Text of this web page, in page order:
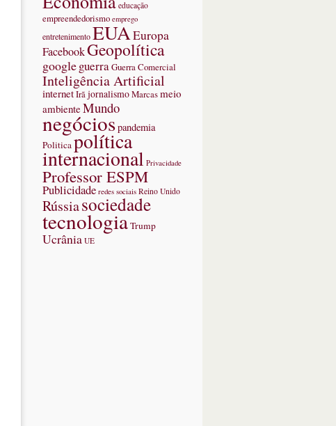
educação
empreendedorismo emprego
entretenimentoEUAEuropa
FacebookGeopolítica
googleguerraGuerra Comercial
Inteligência Artificial
internetIrãjornalismoMarcasmeio
ambienteMundo
negóciospandemia
Politicapolítica
internacional Privacidade
Professor ESPM
Publicidade redes sociais Reino Unido
Rússiasociedade
tecnologiaTrump
Ucrânia UE